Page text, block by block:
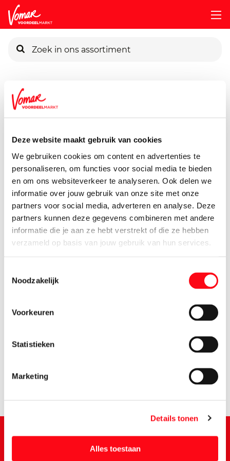
Deze website maakt gebruik van cookies
We gebruiken cookies om content en advertenties te
personaliseren, om functies voor social media te bieden
en om ons websiteverkeer te analyseren. Ook delen we
informatie over jouw gebruik van onze site met onze
partners voor social media, adverteren en analyse. Deze
partners kunnen deze gegevens combineren met andere
informatie die je aan ze hebt verstrekt of die ze hebben
verzameld op basis van jouw gebruik van hun services.
Noodzakelijk
Voorkeuren
Statistieken
Marketing
Details tonen
Alles toestaan
Pincode vergeten
Persoonlijk KIK-account
Assortiment
5 gram
1.89